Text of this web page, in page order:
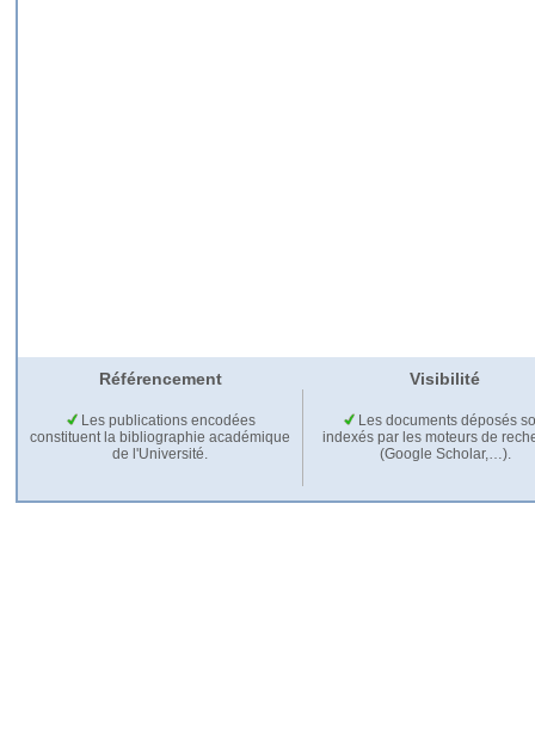
Référencement Visibilité
Les publications encodées
constituent la bibliographie académique
de l'Université.
Les documents déposés
indexés par les moteurs de
(Google Scholar,…).